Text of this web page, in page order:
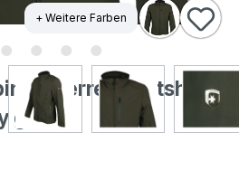
+ Weitere Farben
Herren Softshell
green